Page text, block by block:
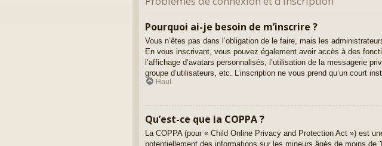
Pourquoi ai-je besoin de m’inscrire ?
Vous n’êtes pas dans l’obligation de le faire, mais les
En vous inscrivant, vous pouvez également avoir accès à des
l’affichage d’avatars personnalisés, l’utilisation de la messagerie
groupe d’utilisateurs, etc. L’inscription ne vous prend qu’un court
Haut
Qu’est-ce que la COPPA ?
La COPPA (pour « Child Online Privacy and Protection Act ») est
potentiellement des informations sur les mineurs âgés de moins